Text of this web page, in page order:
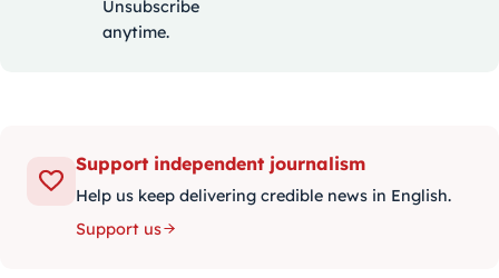
Unsubscribe
anytime.
Support independent journalism
Help us keep delivering credible news in English.
Support us